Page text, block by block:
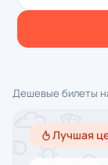
Дешевые билеты
Лучшая